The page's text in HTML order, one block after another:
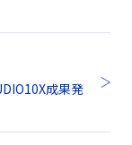
成果発